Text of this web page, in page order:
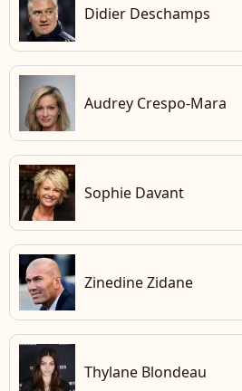
Didier Deschamps
Audrey Crespo-Mara
Sophie Davant
Zinedine Zidane
Thylane Blondeau